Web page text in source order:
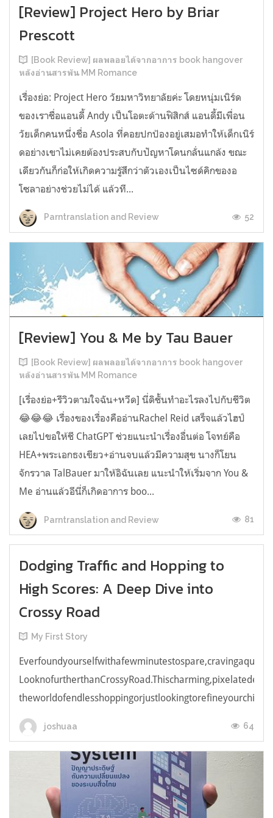
[Review] Project Hero by Briar
Prescott
[Book Review] ผลพลอยได้จากอาการ book hangover
หลังอ่านสารพัน MM Romance
เรื่องย่อ: Project Hero วัยมหาวิทยาลัยค่ะ โดยหนุ่มเนิร์ด
ของเราชื่อแอนดี้ Andy เป็นโอตะด้านฟิสิกส์ แอนดี้มีเพื่อน
วัยเด็กคนหนึ่งชื่อ Asola ที่คอยปกป้องอยู่เสมอทำให้เด็กเนิร์
ดอย่างเขาไม่เคยต้องประสบกับปัญหาโดนกลั่นแกล้ง ขณะ
เดียวกันก็ก่อให้เกิดความรู้สึกว่าตัวเองเป็นไซด์คิกของอ
โซลาอย่างช่วยไม่ได้ แล้วที...
Parntranslation and Review 52
[Review] You & Me by Tau Bauer
[Book Review] ผลพลอยได้จากอาการ book hangover
หลังอ่านสารพัน MM Romance
[เรื่องย่อ+รีวิวตามใจฉัน+หวีด] นี่ดิชั้นทำอะไรลงไปกับชีวิต
😂😂😂 เรื่องของเรื่องคืออ่านRachel Reid เสร็จแล้วไฮป์
เลยไปขอให้ชี ChatGPT ช่วยแนะนำเรื่องอื่นต่อ โจทย์คือ
HEA+พระเอกธงเขียว+อ่านจบแล้วมีความสุข นางก็โยน
จักรวาล TalBauer มาให้อิฉันเลย แนะนำให้เริ่มจาก You &
Me อ่านแล้วอีนี่ก็เกิดอาการ boo...
Parntranslation and Review 81
Dodging Traffic and Hopping to
High Scores: A Deep Dive into
Crossy Road
My First Story
joshuaa 64